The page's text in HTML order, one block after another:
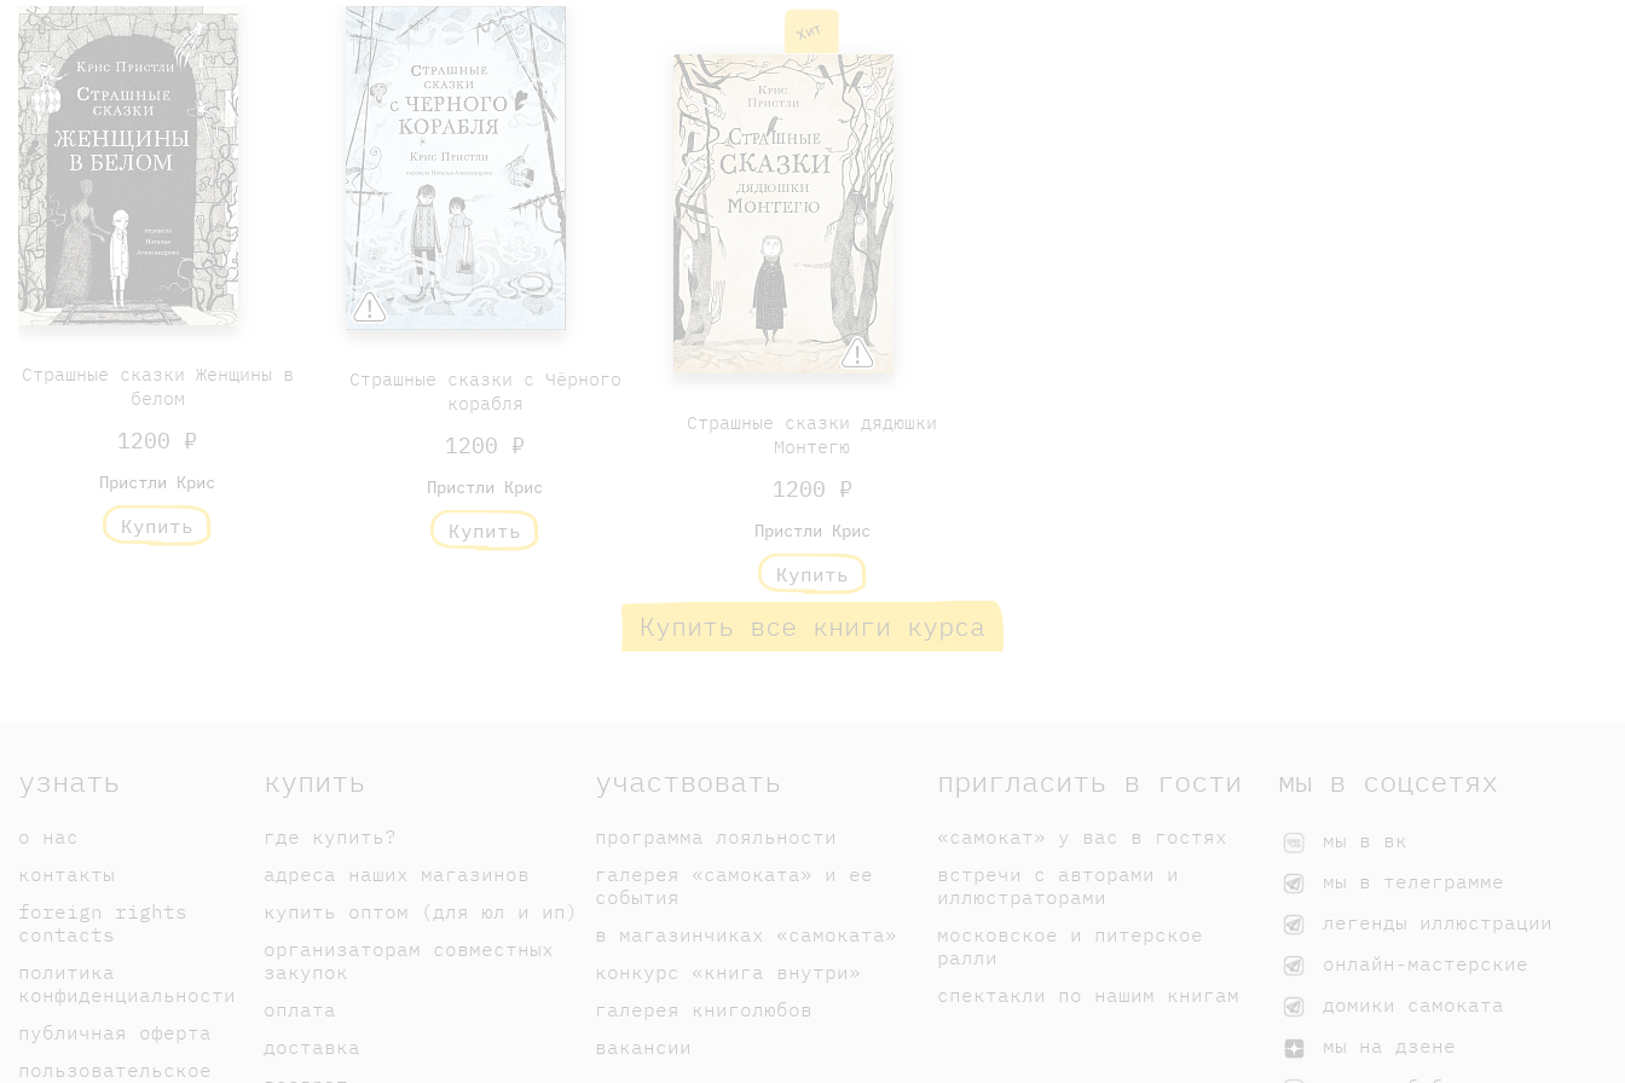
Страшные сказки Женщины в
белом
1200 ₽
Пристли Крис
Купить
Страшные сказки с Чёрного
корабля
1200 ₽
Пристли Крис
Купить
Хит
Страшные сказки дядюшки
Монтегю
1200 ₽
Пристли Крис
Купить
Купить все книги курса
узнать
о нас
контакты
foreign rights
contacts
политика
конфиденциальности
публичная оферта
пользовательское
купить
где купить?
адреса наших магазинов
купить оптом (для юл и ип)
организаторам совместных
закупок
оплата
доставка
участвовать
программа лояльности
галерея «самоката» и ее
события
в магазинчиках «самоката»
конкурс «книга внутри»
галерея книголюбов
вакансии
пригласить в гости
«самокат» у вас в гостях
встречи с авторами и
иллюстраторами
московское и питерское
ралли
спектакли по нашим книгам
мы в соцсетях
мы в вк
мы в телеграмме
легенды иллюстрации
онлайн-мастерские
домики самоката
мы на дзене